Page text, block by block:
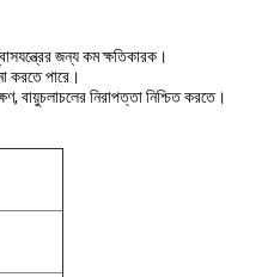
জন্য কম ক্ষতিকারক।
করতে পারে।
বায়ুচলাচলের নিরাপত্তা নিশ্চিত করতে।